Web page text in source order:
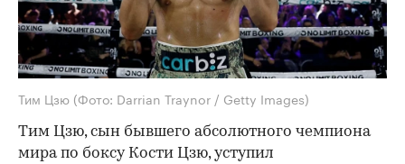
Тим Цзю (Фото: Darrian Traynor / Getty Images)
Тим Цзю, сын бывшего абсолютного чемпиона
мира по боксу Кости Цзю, уступил